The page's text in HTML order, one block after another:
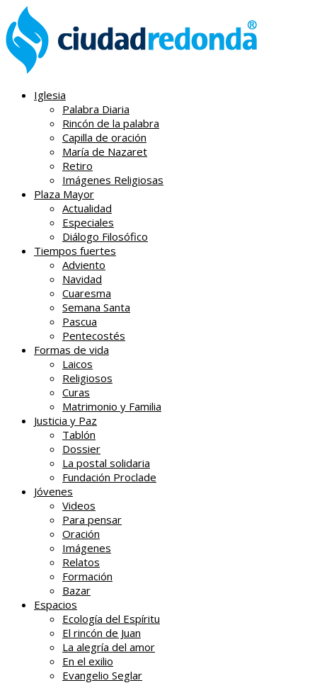
Iglesia
Palabra Diaria
Rincón de la palabra
Capilla de oración
María de Nazaret
Retiro
Imágenes Religiosas
Plaza Mayor
Actualidad
Especiales
Diálogo Filosófico
Tiempos fuertes
Adviento
Navidad
Cuaresma
Semana Santa
Pascua
Pentecostés
Formas de vida
Laicos
Religiosos
Curas
Matrimonio y Familia
Justicia y Paz
Tablón
Dossier
La postal solidaria
Fundación Proclade
Jóvenes
Videos
Para pensar
Oración
Imágenes
Relatos
Formación
Bazar
Espacios
Ecología del Espíritu
El rincón de Juan
La alegría del amor
En el exilio
Evangelio Seglar